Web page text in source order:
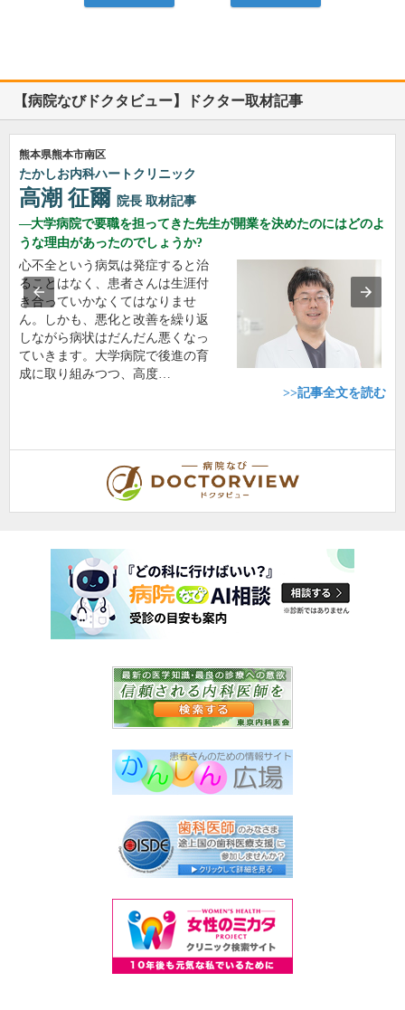
【病院なびドクタビュー】ドクター取材記事
熊本県熊本市南区
たかしお内科ハートクリニック
高潮 征爾 院長 取材記事
大学病院で要職を担ってきた先生が開業を決めたのにはどのよ
うな理由があったのでしょうか?
心不全という病気は発症すると治
ることはなく、患者さんは生涯付
き合っていかなくてはなりませ
ん。しかも、悪化と改善を繰り返
しながら病状はだんだん悪くなっ
ていきます。大学病院で後進の育
成に取り組みつつ、高度…
>>記事全文を読む